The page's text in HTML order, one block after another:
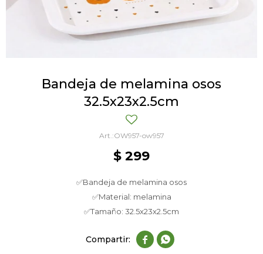
Bandeja de melamina osos
32.5x23x2.5cm
OW957-ow957
$ 299
✅Bandeja de melamina osos
✅Material: melamina
✅Tamaño: 32.5x23x2.5cm
 